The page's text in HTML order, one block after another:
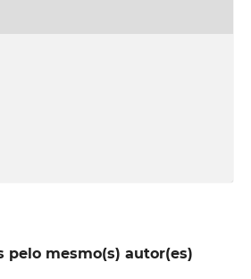
pelo mesmo(s) autor(es)